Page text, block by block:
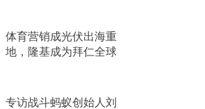
体育营销成光伏出海重
地，隆基成为拜仁全球
专访战斗蚂蚁创始人刘